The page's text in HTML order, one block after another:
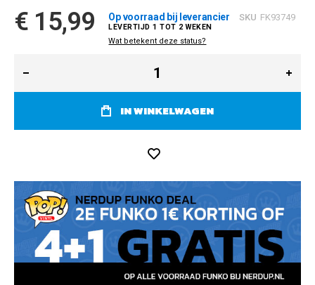
€ 15,99 Op voorraad bij leverancier
Wat betekent deze status?
SKU FK93749
IN WINKELWAGEN